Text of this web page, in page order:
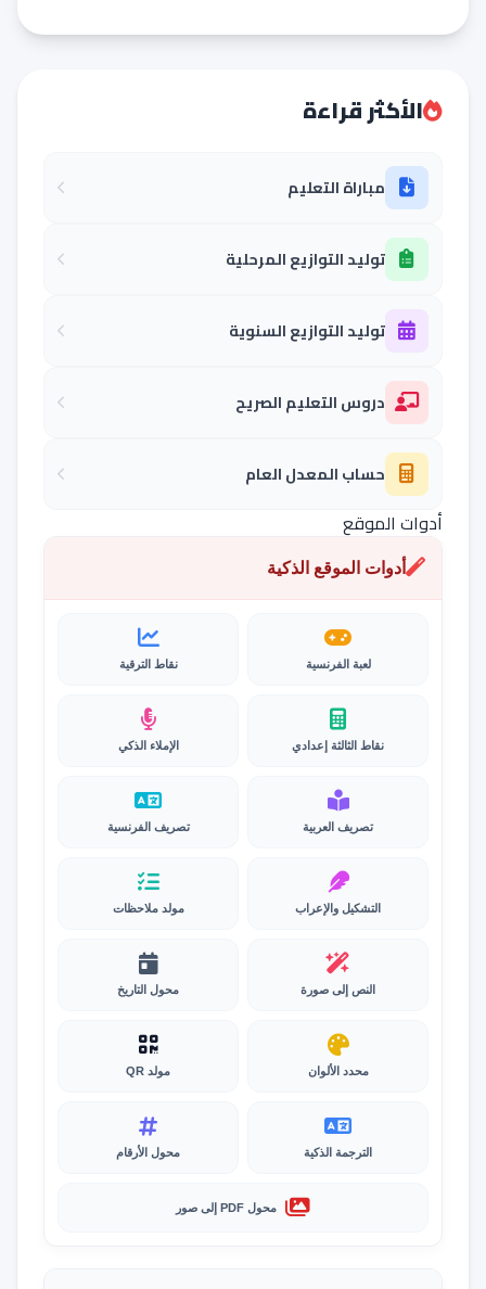
الأكثر قراءة
مباراة التعليم
توليد التوازيع المرحلية
توليد التوازيع السنوية
دروس التعليم الصريح
حساب المعدل العام
أدوات الموقع
أدوات الموقع الذكية
لعبة الفرنسية نقاط الترقية
نقاط الثالثة إعدادي الإملاء الذكي
تصريف العربية تصريف الفرنسية
التشكيل والإعراب مولد ملاحظات
النص إلى صورة محول التاريخ
محدد الألوان مولد QR
الترجمة الذكية محول الأرقام
محول PDF إلى صور